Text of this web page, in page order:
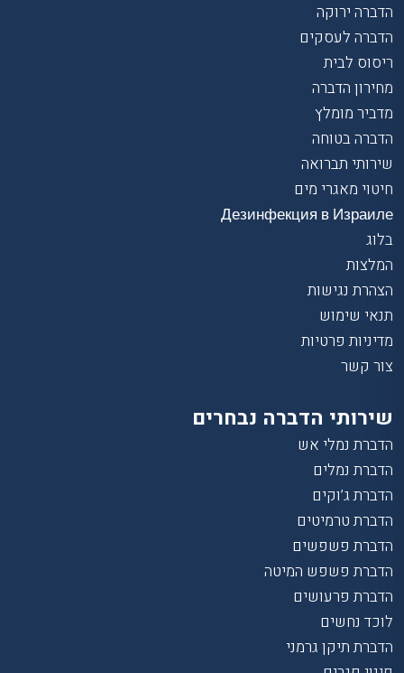
הדברה ירוקה
הדברה לעסקים
ריסוס לבית
מחירון הדברה
מדביר מומלץ
הדברה בטוחה
שירותי תברואה
חיטוי מאגרי מים
Дезинфекция в Израиле
בלוג
המלצות
הצהרת נגישות
תנאי שימוש
מדיניות פרטיות
צור קשר
שירותי הדברה נבחרים
הדברת נמלי אש
הדברת נמלים
הדברת ג’וקים
הדברת טרמיטים
הדברת פשפשים
הדברת פשפש המיטה
הדברת פרעושים
לוכד נחשים
הדברת תיקן גרמני